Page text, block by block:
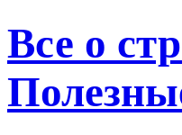
Все о